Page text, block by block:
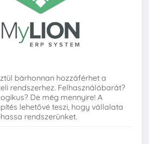
bárhonnan hozzáférhet a
rendszerhez. Felhasználóbarát?
De még mennyire! A
lehetővé teszi, hogy vállalata
rendszerünket.